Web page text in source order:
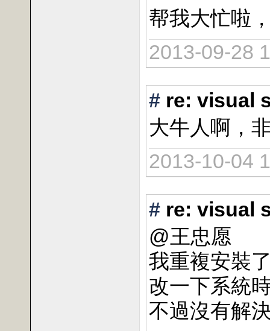
帮我大忙啦
2013-09-28
# re: visual
大牛人啊，
2013-10-04
# re: visual
@王忠愿
我重複安裝
改一下系統
不過沒有解